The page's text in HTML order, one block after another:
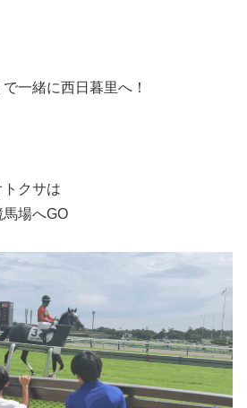
一緒に西日暮里へ！
トクサは
馬場へGO